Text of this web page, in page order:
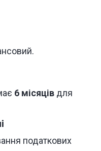
6 місяцівдля
податкових